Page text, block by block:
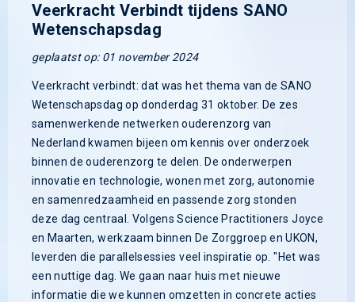
Veerkracht Verbindt tijdens SANO
Wetenschapsdag
geplaatst op: 01 november 2024
Veerkracht verbindt: dat was het thema van de SANO
Wetenschapsdag op donderdag 31 oktober. De zes
samenwerkende netwerken ouderenzorg van
Nederland kwamen bijeen om kennis over onderzoek
binnen de ouderenzorg te delen. De onderwerpen
innovatie en technologie, wonen met zorg, autonomie
en samenredzaamheid en passende zorg stonden
deze dag centraal. Volgens Science Practitioners Joyce
en Maarten, werkzaam binnen De Zorggroep en UKON,
leverden die parallelsessies veel inspiratie op. "Het was
een nuttige dag. We gaan naar huis met nieuwe
informatie die we kunnen omzetten in concrete acties